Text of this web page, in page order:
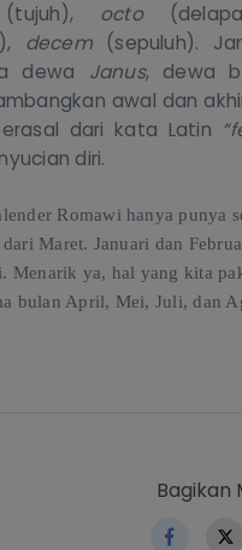
octo
decem(sepuluh).
dewa Janus, dewa
awal dan
dari kata Latin “
diri.
Romawi hanya punya
Maret. Januari dan
Menarik ya, hal yang kita
bulan April, Mei, Juli, dan
Bagikan